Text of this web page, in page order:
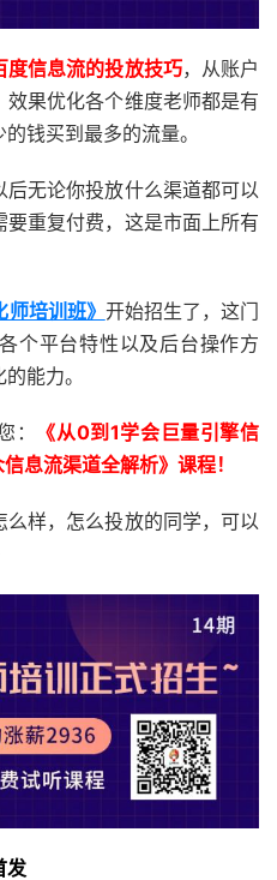
度信息流的投放技巧，从账户
果优化各个维度老师都是有
钱买到最多的流量。
无论你投放什么渠道都可以
重复付费，这是市面上所有
师培训班》 开始招生了，这门
个平台特性以及后台操作方
能力。
：
《从0到1学会巨量引擎信
息流渠道全解析》课程！
样，怎么投放的同学，可以
发